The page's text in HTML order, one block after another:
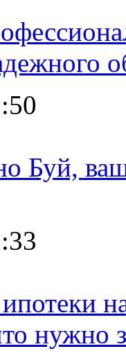
Буй,
нужно